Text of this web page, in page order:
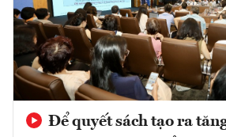
Để quyết sách tạo ra